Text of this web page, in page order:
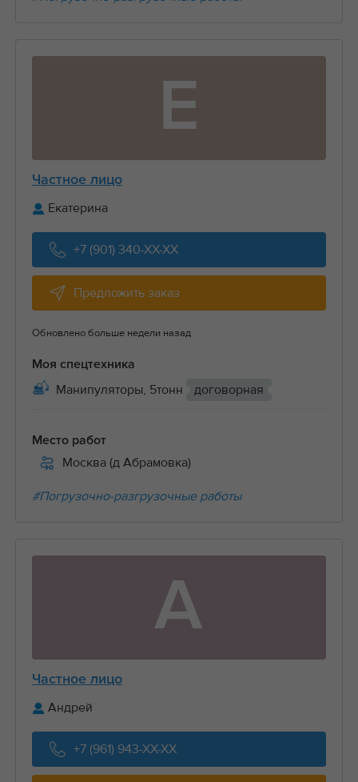
Е
Частное лицо
Екатерина
+7 (901) 340-XX-XX
Предложить заказ
Обновлено больше недели назад
Моя спецтехника
Манипуляторы, 5тонн договорная
Место работ
Москва (д Абрамовка)
#Погрузочно-разгрузочные работы
А
Частное лицо
Андрей
+7 (961) 943-XX-XX